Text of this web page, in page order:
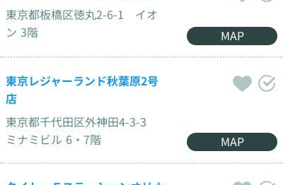
東京都板橋区徳丸2-6-1 イオ
ン 3階
MAP
東京レジャーランド秋葉原2号
店
東京都千代田区外神田4-3-3
ミナミビル 6・7階
MAP